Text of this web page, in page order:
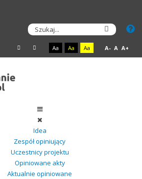
Aa Aa Aa A- A A+
Idea
Zespół opiniujący
Uczestnicy projektu
Opiniowane akty
Aktualnie opiniowane